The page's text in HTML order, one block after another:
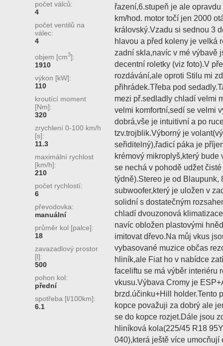
počet válců:
4
počet ventilů na
válec:
4
objem [cm3]:
1910
výkon [kW]:
110
kroutící moment
[Nm]:
320
zrychlení 0-100 km/h
[s]:
11.3
maximální rychlost
[km/h]:
210
počet rychlostí:
6
převodovka:
manuální
průměr kol [palce]:
18
zavazadlový prostor
[l]:
500
pohon kol:
přední
spotřeba [l/100km]:
6.1
řazení,6.stupeň je ale
km/hod. motor točí jen 2000
královský.Vzadu si sednou 3
hlavou a před koleny je velká
zadní skla,navíc v mé výbavě
decentní roletky (viz foto).V
rozdávání,ale oproti Stilu mi
přihrádek.Třeba pod
mezi př.sedladly chladí velmi
velmi komfortní,sedí se velmi
dobrá,vše je intuitivní a po
tzv.trojblik.Výborný je
seřiditelný),řadicí páka je
krémový mikroplyš,který
se nechá v pohodě udžet
týdně).Stereo je od Blaupunk,
subwoofer,který je uložen v
solidní s dostatečným
chladí dvouzonová
navíc obložen plastovými
imitovat dřevo.Na můj vkus
vybasované muzice občas
hliník,ale Fiat ho v nabídce
faceliftu se má výběr interiéru
vkusu.Výbava Cromy je
brzd.účinku+Hill holder.Tento
kopce považuji za dobrý ale
se do kopce rozjet.Dále jsou
hliníková kola(225/45 R18
040),která ještě více umocňují